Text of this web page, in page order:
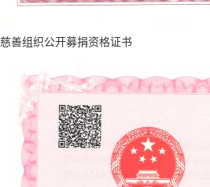
慈善组织公开募捐资格证书